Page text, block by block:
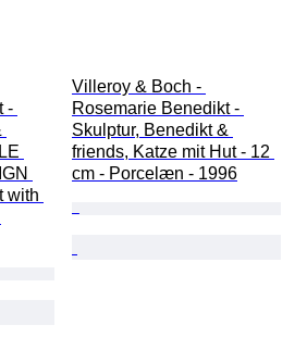
-
with
Villeroy & Boch -
Rosemarie Benedikt -
Skulptur, Benedikt &
friends, Katze mit Hut - 12
cm - Porcelæn - 1996